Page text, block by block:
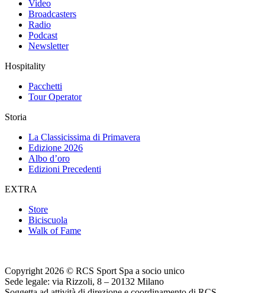
Video
Broadcasters
Radio
Podcast
Newsletter
Hospitality
Pacchetti
Tour Operator
Storia
La Classicissima di Primavera
Edizione 2026
Albo d’oro
Edizioni Precedenti
EXTRA
Store
Biciscuola
Walk of Fame
Copyright 2026 © RCS Sport Spa a socio unico
Sede legale: via Rizzoli, 8 – 20132 Milano